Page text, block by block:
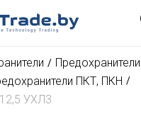
Предохранители
ПКТ, ПКН
УХЛ3